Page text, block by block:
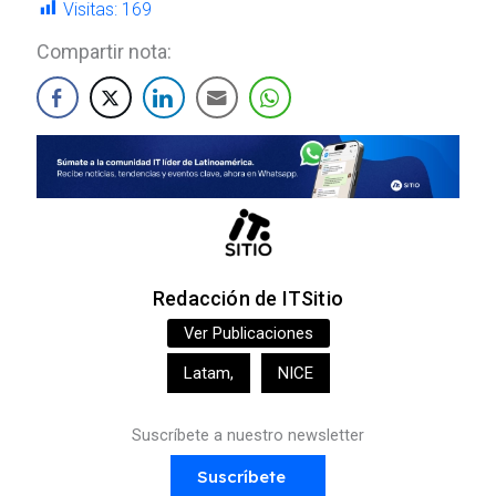
Visitas: 169
Compartir nota:
Redacción de ITSitio
Ver Publicaciones
Latam, NICE
Suscríbete a nuestro newsletter
Suscríbete